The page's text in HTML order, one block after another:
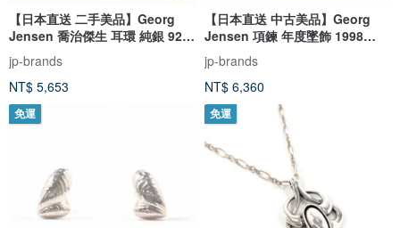
【日本直送 二手美品】Georg
Jensen 喬治傑生 耳環 純銀 925
古董 飾品 拋光翻新
jp-brands
NT$ 5,653
【日本直送 中古美品】Georg
Jensen 項鍊 年度墜飾 1998
Heritage Collection 銀 925 銀色
jp-brands
NT$ 6,360
免運 免運